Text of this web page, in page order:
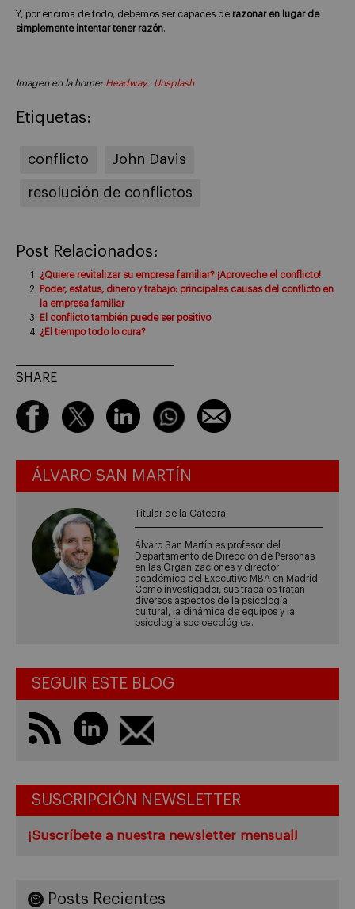
Y, por encima de todo, debemos ser capaces de razonar en lugar de
simplemente intentar tener razón.
Imagen en la home: Headway· Unsplash
Etiquetas:
conflicto John Davis
resolución de conflictos
Post Relacionados:
¿Quiere revitalizar su empresa familiar? ¡Aproveche el conflicto!
Poder, estatus, dinero y trabajo: principales causas del conflicto en
la empresa familiar
El conflicto también puede ser positivo
¿El tiempo todo lo cura?
SHARE
ÁLVARO SAN MARTÍN
Titular de la Cátedra
Álvaro San Martín es profesor del
Departamento de Dirección de Personas
en las Organizaciones y director
académico del Executive MBA en Madrid.
Como investigador, sus trabajos tratan
diversos aspectos de la psicología
cultural, la dinámica de equipos y la
psicología socioecológica.
SEGUIR ESTE BLOG
SUSCRIPCIÓN NEWSLETTER
¡Suscríbete a nuestra newsletter mensual!
Posts Recientes